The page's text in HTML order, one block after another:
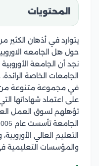
المحتويات
يتوارد في أذهان الكثير
حول هل الجامعه
نجد أن الجامعة
الجامعات الخاصة
في مجموعة متنوعة من
على اعتماد شهاداتها
تؤهلهم لسوق العمل
التعليم العالي
والمؤسسات التعليمية في